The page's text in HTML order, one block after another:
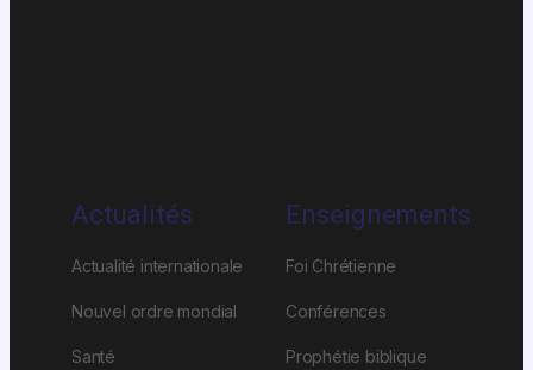
Actualités
Actualité internationale
Nouvel ordre mondial
Santé
Enseignements
Foi Chrétienne
Conférences
Prophétie biblique